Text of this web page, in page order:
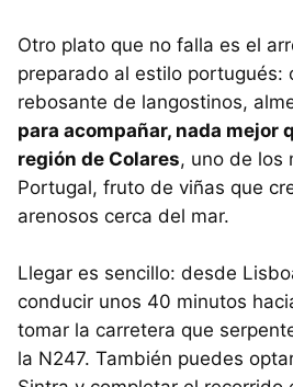
Otro plato que no falla es el
preparado al estilo portugués:
rebosante de langostinos,
para acompañar, nada mejor
región de Colares, uno de los
Portugal, fruto de viñas que
arenosos cerca del mar.
Llegar es sencillo: desde
conducir unos 40 minutos
tomar la carretera que
la N247. También puedes